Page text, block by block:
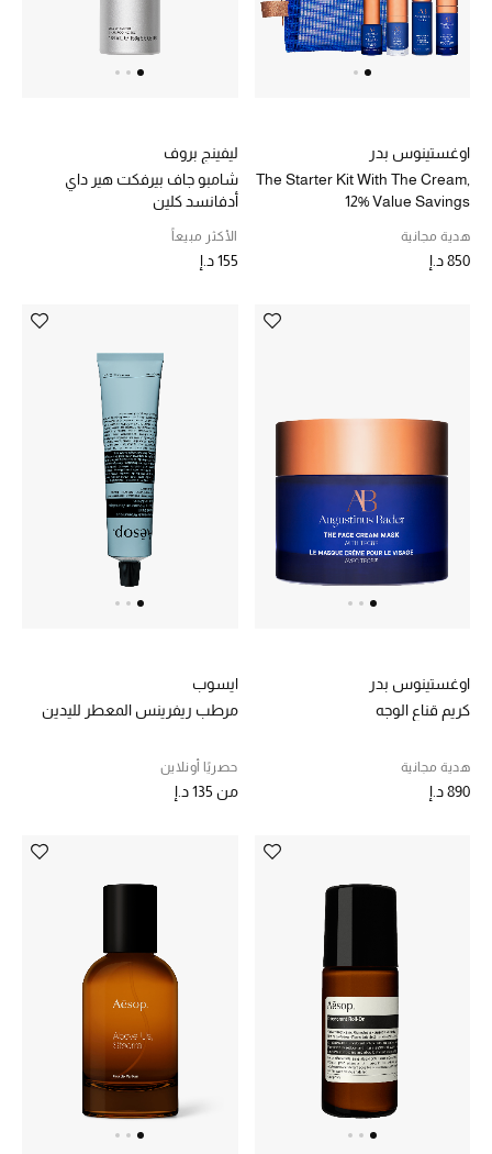
المجوهرات
مجوهرات فاخرة للنساء
مجوهرات عصرية للنساء
تسوقوا المجوهرات
بطاقة الهدايا الإلكترونية
هدايا حسب المرسل إليه
هدايا حسب الفئة
هدايا حسب السعر
اوغستينوس بدر
The Starter Kit With The Cream,
12% Value Savings
هدية مجانية
850 د.إ
ليفينج بروف
شامبو جاف بيرفكت هير داي
أدفانسد كلين
الأكثر مبيعاً
155 د.إ
اوغستينوس بدر
كريم قناع الوجه
هدية مجانية
890 د.إ
ايسوب
مرطب ريفرينس المعطر لليدين
حصريًا أونلاين
من 135 د.إ